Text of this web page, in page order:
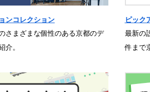
ンコレクション
さまざまな個性のある京都のデ
介。
ピック
最新の
件まで